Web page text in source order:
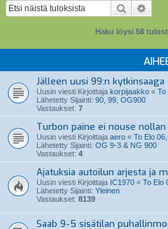
Etsi
Haku löysi 58
Jälleen uusi 99:n kytkinsaaga
Uusin viesti Kirjoittaja korpijaakko « To
Lähetetty Sijainti: 90, 99, OG900
Vastaukset: 7
Turbon paine ei nouse nollan
Uusin viesti Kirjoittaja aero « To Elo
Lähetetty Sijainti: OG 9-3 & NG 900
Vastaukset: 4
Ajatuksia autoilun arjesta ja
Uusin viesti Kirjoittaja IC1970 « To Elo
Lähetetty Sijainti: Yleinen
Vastaukset: 8139
Saab 9-5 sisätilan